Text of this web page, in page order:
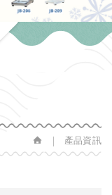
產品資訊